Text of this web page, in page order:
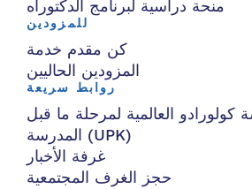
منحة دراسية لبرنامج الدكتوراه
للمزودين
كن مقدم خدمة
المزودين الحاليين
روابط سريعة
كولورادو العالمية لمرحلة ما قبل
المدرسة (UPK)
غرفة الأخبار
حجز الغرف المجتمعية